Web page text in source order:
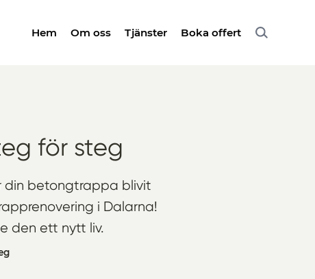
Hem Om oss Tjänster Boka offert
för steg
din betongtrappa blivit
i Dalarna!
den ett nytt liv.